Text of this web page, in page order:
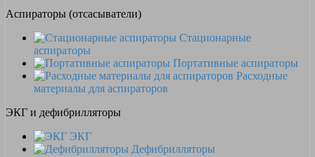
Аспираторы (отсасыватели)
Стационарные
аспираторы
Портативные аспираторы
Расходные
материалы для аспираторов
ЭКГ и дефибрилляторы
ЭКГ
Дефибрилляторы